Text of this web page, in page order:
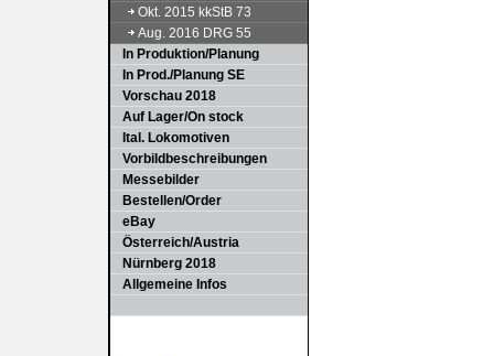
Okt. 2015 kkStB 73
Aug. 2016 DRG 55
In Produktion/Planung
In Prod./Planung SE
Vorschau 2018
Auf Lager/On stock
Ital. Lokomotiven
Vorbildbeschreibungen
Messebilder
Bestellen/Order
eBay
Österreich/Austria
Nürnberg 2018
Allgemeine Infos